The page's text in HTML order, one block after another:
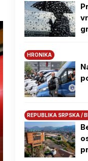
HRONIKA
REPUBLIKA SRPSKA /